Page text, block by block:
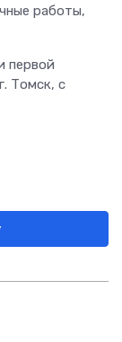
работы,
первой
Томск, с